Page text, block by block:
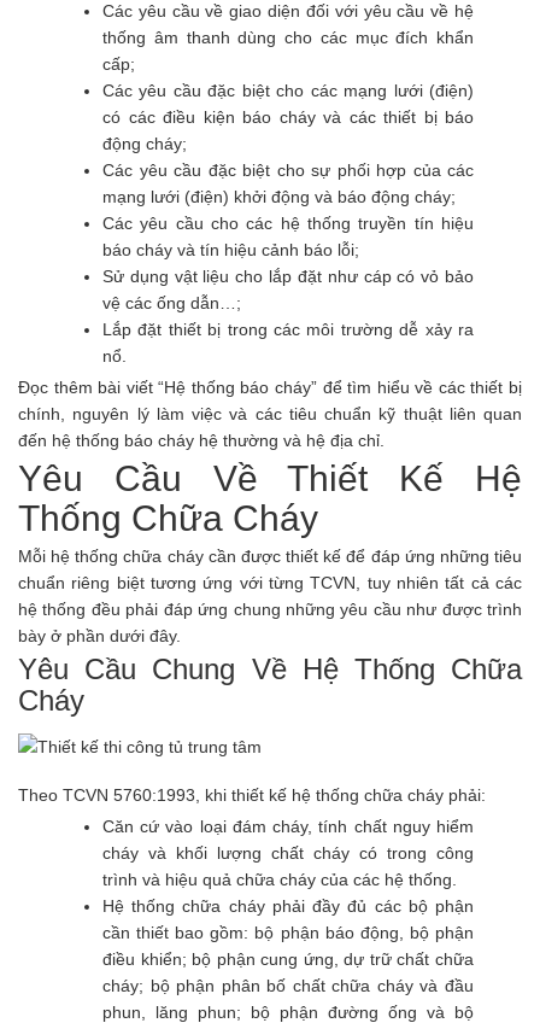
Các yêu cầu về giao diện đối với yêu cầu về hệ
thống âm thanh dùng cho các mục đích khẩn
cấp;
Các yêu cầu đặc biệt cho các mạng lưới (điện)
có các điều kiện báo cháy và các thiết bị báo
động cháy;
Các yêu cầu đặc biệt cho sự phối hợp của các
mạng lưới (điện) khởi động và báo động cháy;
Các yêu cầu cho các hệ thống truyền tín hiệu
báo cháy và tín hiệu cảnh báo lỗi;
Sử dụng vật liệu cho lắp đặt như cáp có vỏ bảo
vệ các ống dẫn…;
Lắp đặt thiết bị trong các môi trường dễ xảy ra
nổ.
Đọc thêm bài viết “Hệ thống báo cháy” để tìm hiểu về các thiết bị
chính, nguyên lý làm việc và các tiêu chuẩn kỹ thuật liên quan
đến hệ thống báo cháy hệ thường và hệ địa chỉ.
Yêu Cầu Về Thiết Kế Hệ
Thống Chữa Cháy
Mỗi hệ thống chữa cháy cần được thiết kế để đáp ứng những tiêu
chuẩn riêng biệt tương ứng với từng TCVN, tuy nhiên tất cả các
hệ thống đều phải đáp ứng chung những yêu cầu như được trình
bày ở phần dưới đây.
Yêu Cầu Chung Về Hệ Thống Chữa
Cháy
Theo TCVN 5760:1993, khi thiết kế hệ thống chữa cháy phải:
Căn cứ vào loại đám cháy, tính chất nguy hiểm
cháy và khối lượng chất cháy có trong công
trình và hiệu quả chữa cháy của các hệ thống.
Hệ thống chữa cháy phải đầy đủ các bộ phận
cần thiết bao gồm: bộ phận báo động, bộ phận
điều khiển; bộ phận cung ứng, dự trữ chất chữa
cháy; bộ phận phân bố chất chữa cháy và đầu
phun, lăng phun; bộ phận đường ống và bộ